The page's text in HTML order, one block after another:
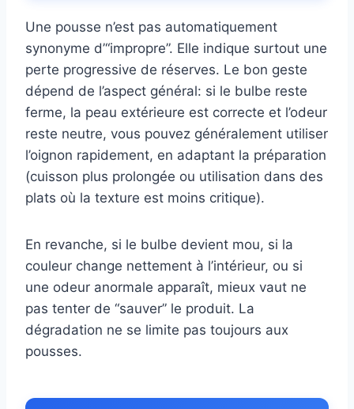
Une pousse n’est pas automatiquement
synonyme d’“impropre”. Elle indique surtout une
perte progressive de réserves. Le bon geste
dépend de l’aspect général: si le bulbe reste
ferme, la peau extérieure est correcte et l’odeur
reste neutre, vous pouvez généralement utiliser
l’oignon rapidement, en adaptant la préparation
(cuisson plus prolongée ou utilisation dans des
plats où la texture est moins critique).
En revanche, si le bulbe devient mou, si la
couleur change nettement à l’intérieur, ou si
une odeur anormale apparaît, mieux vaut ne
pas tenter de “sauver” le produit. La
dégradation ne se limite pas toujours aux
pousses.